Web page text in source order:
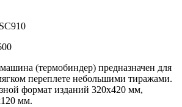
(термобиндер) предназначен для
переплете небольшими тиражами.
формат изданий 320х420 мм,
мм.